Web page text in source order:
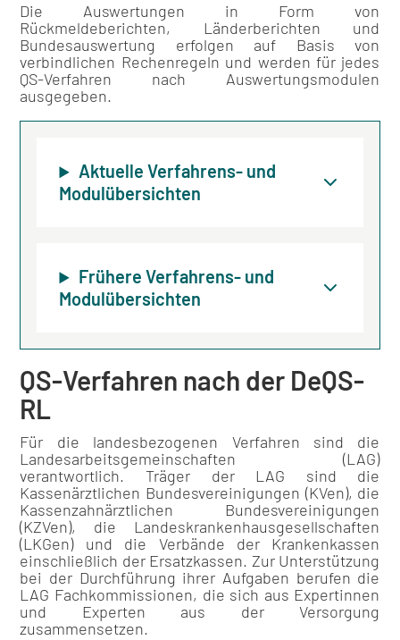
Die Auswertungen in Form von
Rückmeldeberichten, Länderberichten und
Bundesauswertung erfolgen auf Basis von
verbindlichen Rechenregeln und werden für jedes
QS-Verfahren nach Auswertungsmodulen
ausgegeben.
Aktuelle Verfahrens- und
Modulübersichten
Frühere Verfahrens- und
Modulübersichten
QS-Verfahren nach der DeQS-
RL
Für die landesbezogenen Verfahren sind die
Landesarbeitsgemeinschaften (LAG)
verantwortlich. Träger der LAG sind die
Kassenärztlichen Bundesvereinigungen (KVen), die
Kassenzahnärztlichen Bundesvereinigungen
(KZVen), die Landeskrankenhausgesellschaften
(LKGen) und die Verbände der Krankenkassen
einschließlich der Ersatzkassen. Zur Unterstützung
bei der Durchführung ihrer Aufgaben berufen die
LAG Fachkommissionen, die sich aus Expertinnen
und Experten aus der Versorgung
zusammensetzen.